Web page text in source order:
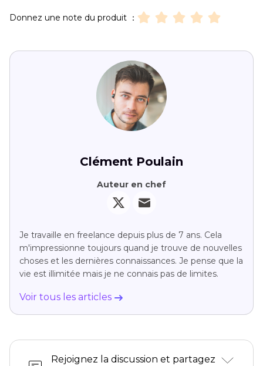
Donnez une note du produit ：
Clément Poulain
Auteur en chef
Je travaille en freelance depuis plus de 7 ans. Cela
m'impressionne toujours quand je trouve de nouvelles
choses et les dernières connaissances. Je pense que la
vie est illimitée mais je ne connais pas de limites.
Voir tous les articles
Rejoignez la discussion et partagez